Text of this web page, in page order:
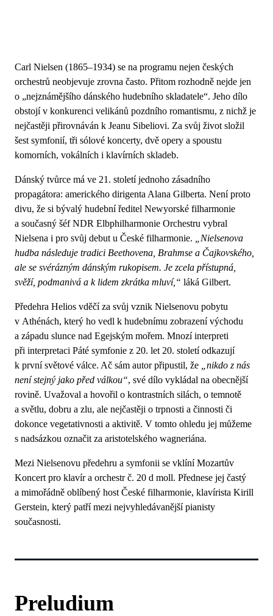
Carl Nielsen (1865–1934) se na programu nejen českých
orchestrů neobjevuje zrovna často. Přitom rozhodně nejde jen
o „nejznámějšího dánského hudebního skladatele“. Jeho dílo
obstojí v konkurenci velikánů pozdního romantismu, z nichž je
nejčastěji přirovnáván k Jeanu Sibeliovi. Za svůj život složil
šest symfonií, tři sólové koncerty, dvě opery a spoustu
komorních, vokálních i klavírních skladeb.
Dánský tvůrce má ve 21. století jednoho zásadního
propagátora: amerického dirigenta Alana Gilberta. Není proto
divu, že si bývalý hudební ředitel Newyorské filharmonie
a současný šéf NDR Elbphilharmonie Orchestru vybral
Nielsena i pro svůj debut u České filharmonie.
„Nielsenova
hudba následuje tradici Beethovena, Brahmse a Čajkovského,
ale se svérázným dánským rukopisem. Je zcela přístupná,
svěží, podmanivá a k lidem zkrátka mluví,“ láká Gilbert.
Předehra Helios vděčí za svůj vznik Nielsenovu pobytu
v Athénách, který ho vedl k hudebnímu zobrazení východu
a západu slunce nad Egejským mořem. Mnozí interpreti
při interpretaci Páté symfonie z 20. let 20. století odkazují
k první světové válce. Ač sám autor připustil, že
„nikdo z nás
není stejný jako před válkou“, své dílo vykládal na obecnější
rovině. Uvažoval a hovořil o kontrastních silách, o temnotě
a světlu, dobru a zlu, ale nejčastěji o trpnosti a činnosti či
dokonce vegetativnosti a aktivitě. V tomto ohledu jej můžeme
s nadsázkou označit za aristotelského wagneriána.
Mezi Nielsenovu předehru a symfonii se vklíní Mozartův
Koncert pro klavír a orchestr č. 20 d moll. Přednese jej častý
a mimořádně oblíbený host České filharmonie, klavírista Kirill
Gerstein, který patří mezi nejvyhledávanější pianisty
současnosti.
Preludium